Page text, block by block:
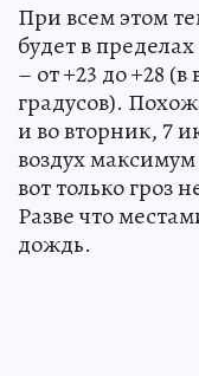
При всем этом
будет в
– от +23 до +28
градусов).
и во вторник, 7
воздух максимум
вот только гроз
Разве что
дождь.